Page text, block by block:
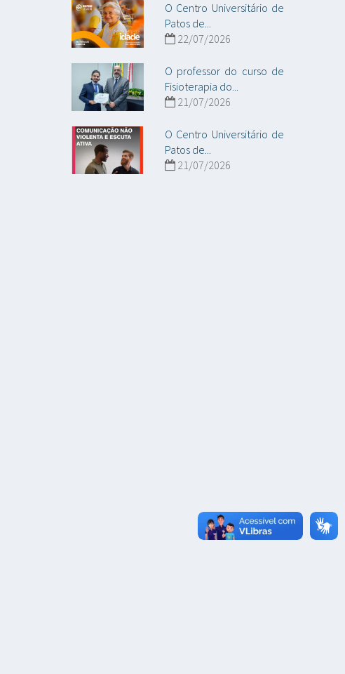
O Centro Universitário de
Patos de...
22/07/2026
O professor do curso de
Fisioterapia do...
21/07/2026
O Centro Universitário de
Patos de...
21/07/2026